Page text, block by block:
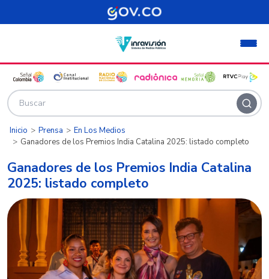
Pasar al contenido principal
Inicio Prensa
En Los Medios
Ganadores de los Premios India Catalina 2025: listado completo
Ganadores de los Premios India Catalina
2025: listado completo